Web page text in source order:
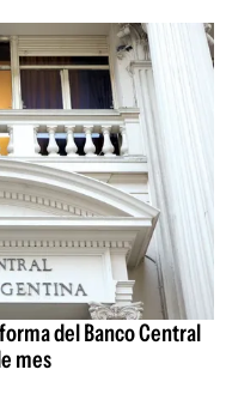
del Banco Central
mes